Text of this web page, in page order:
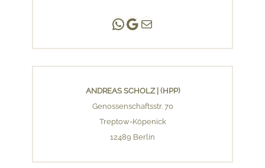
Andreas Scholz | (HPP)
Praxis Adlershof
E-Mail an mich ...
ANDREAS SCHOLZ | (HPP)
Genossenschaftsstr. 70
Treptow-Köpenick
12489 Berlin